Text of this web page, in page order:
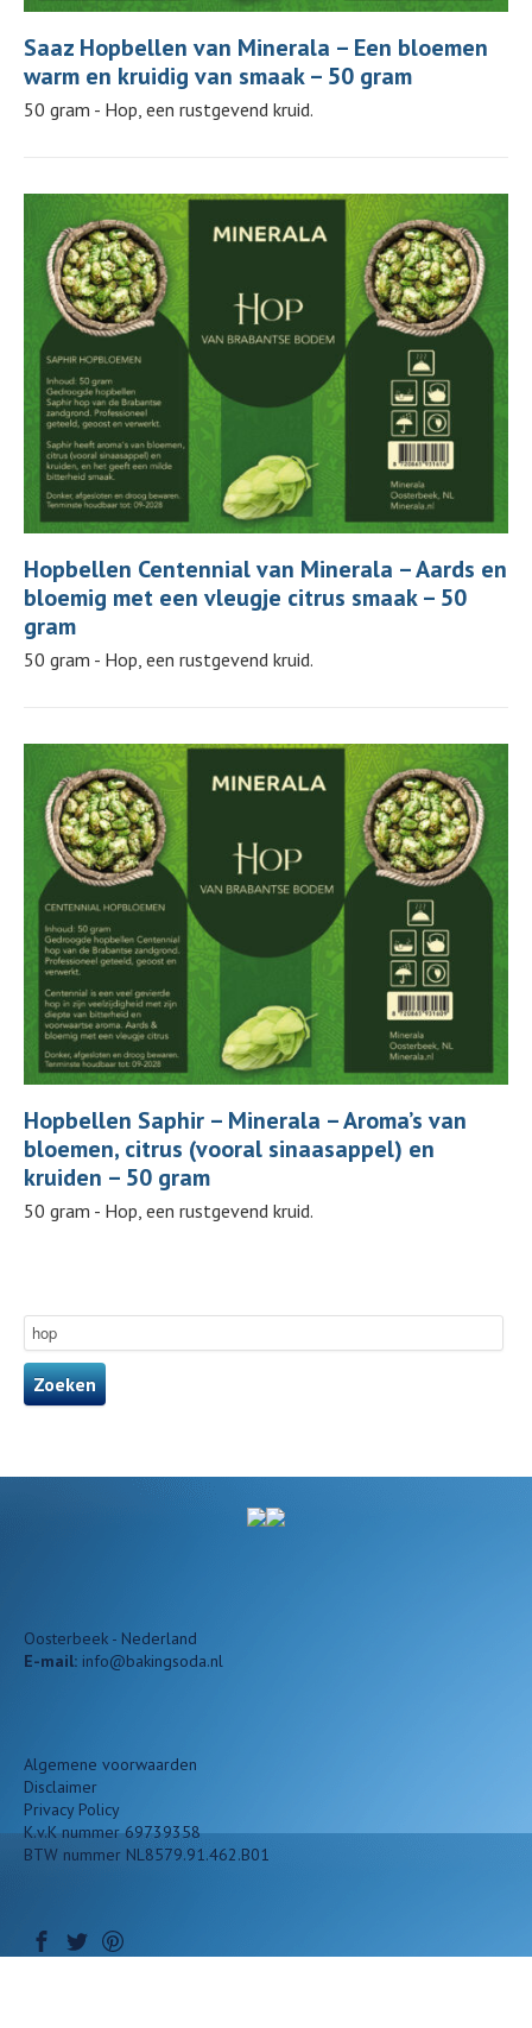
Saaz Hopbellen van Minerala – Een bloemen
warm en kruidig van smaak – 50 gram
50 gram - Hop, een rustgevend kruid.
Hopbellen Centennial van Minerala – Aards en
bloemig met een vleugje citrus smaak – 50
gram
50 gram - Hop, een rustgevend kruid.
Hopbellen Saphir – Minerala – Aroma’s van
bloemen, citrus (vooral sinaasappel) en
kruiden – 50 gram
50 gram - Hop, een rustgevend kruid.
Zoeken
Oosterbeek - Nederland
E-mail: info@bakingsoda.nl
Algemene voorwaarden
Disclaimer
Privacy Policy
K.v.K nummer 69739358
BTW nummer NL8579.91.462.B01